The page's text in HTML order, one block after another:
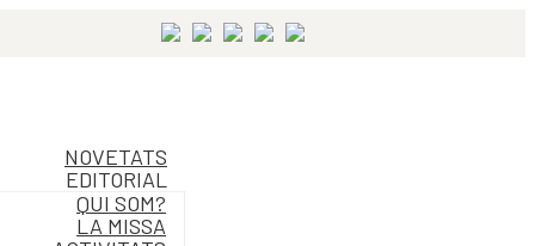
NOVETATS
EDITORIAL
QUI SOM?
LA MISSA